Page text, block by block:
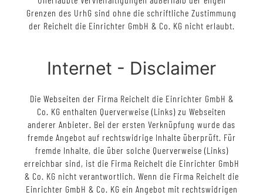
Grenzen des UrhG sind ohne die schriftliche Zustimmung
der Reichelt die Einrichter GmbH & Co. KG nicht erlaubt.
Internet - Disclaimer
Die Webseiten der Firma Reichelt die Einrichter GmbH &
Co. KG enthalten Querverweise (Links) zu Webseiten
anderer Anbieter. Bei der ersten Verknüpfung wurde das
fremde Angebot auf rechtswidrige Inhalte überprüft. Für
fremde Inhalte, die über solche Querverweise (Links)
erreichbar sind, ist die Firma Reichelt die Einrichter GmbH
& Co. KG nicht verantwortlich. Wenn die Firma Reichelt die
Einrichter GmbH & Co. KG ein Angebot mit rechtswidrigen